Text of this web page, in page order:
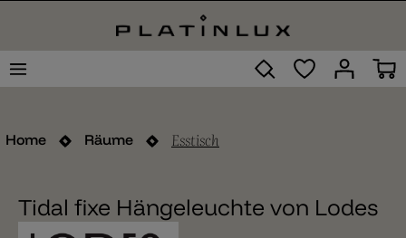
Home Räume Esstisch
Tidal fixe Hängeleuchte von Lodes